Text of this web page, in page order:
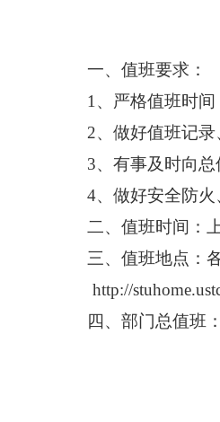
一、值班要求：
1 、严格值班时间
2、做好值班记录
3、有事及时向总
4、做好安全防火
二、值班时间：
三、值班地点：
http://
四、部门总值班